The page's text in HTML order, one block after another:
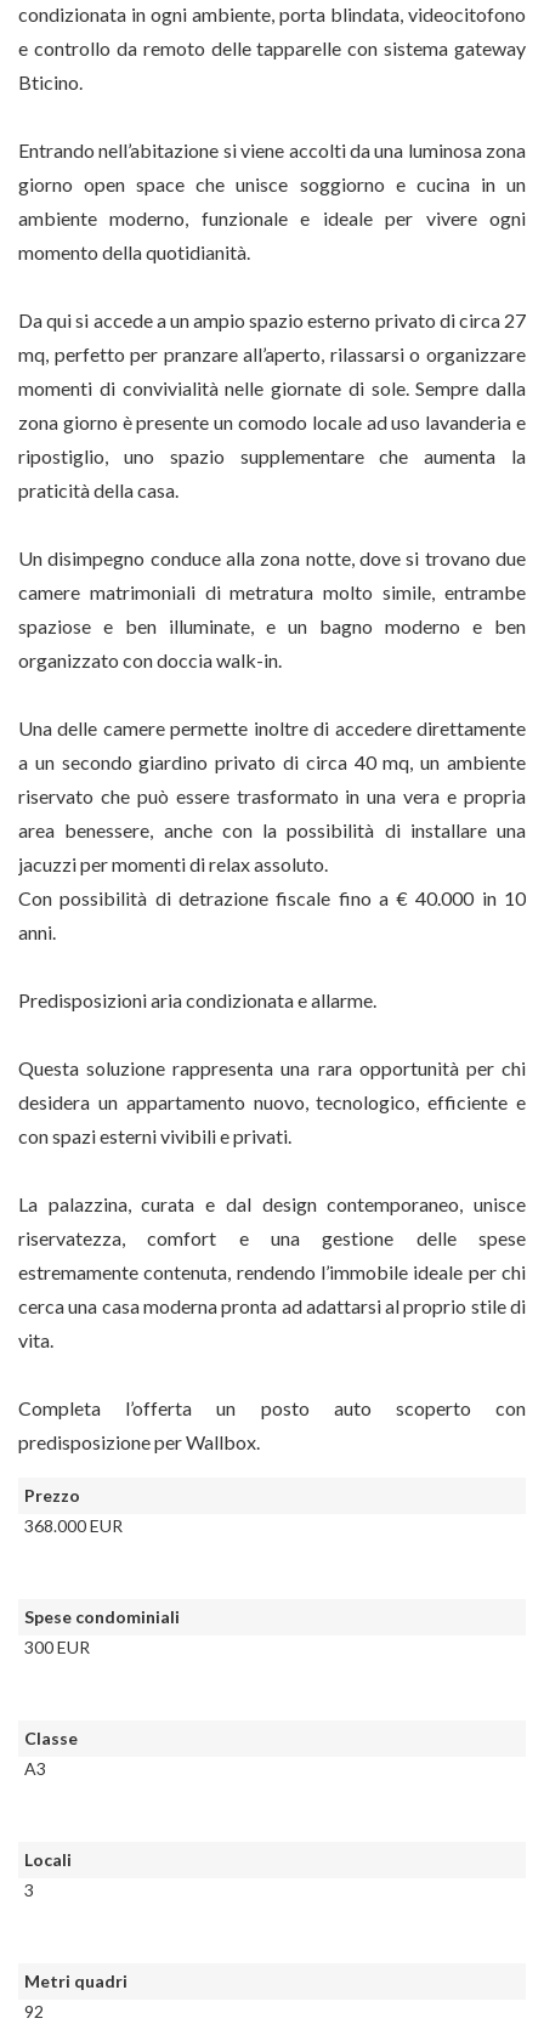
condizionata in ogni ambiente, porta blindata, videocitofono
e controllo da remoto delle tapparelle con sistema gateway
Bticino.
Entrando nell’abitazione si viene accolti da una luminosa zona
giorno open space che unisce soggiorno e cucina in un
ambiente moderno, funzionale e ideale per vivere ogni
momento della quotidianità.
Da qui si accede a un ampio spazio esterno privato di circa 27
mq, perfetto per pranzare all’aperto, rilassarsi o organizzare
momenti di convivialità nelle giornate di sole. Sempre dalla
zona giorno è presente un comodo locale ad uso lavanderia e
ripostiglio, uno spazio supplementare che aumenta la
praticità della casa.
Un disimpegno conduce alla zona notte, dove si trovano due
camere matrimoniali di metratura molto simile, entrambe
spaziose e ben illuminate, e un bagno moderno e ben
organizzato con doccia walk-in.
Una delle camere permette inoltre di accedere direttamente
a un secondo giardino privato di circa 40 mq, un ambiente
riservato che può essere trasformato in una vera e propria
area benessere, anche con la possibilità di installare una
jacuzzi per momenti di relax assoluto.
Con possibilità di detrazione fiscale fino a € 40.000 in 10
anni.
Predisposizioni aria condizionata e allarme.
Questa soluzione rappresenta una rara opportunità per chi
desidera un appartamento nuovo, tecnologico, efficiente e
con spazi esterni vivibili e privati.
La palazzina, curata e dal design contemporaneo, unisce
riservatezza, comfort e una gestione delle spese
estremamente contenuta, rendendo l’immobile ideale per chi
cerca una casa moderna pronta ad adattarsi al proprio stile di
vita.
Completa l’offerta un posto auto scoperto con
predisposizione per Wallbox.
Prezzo
368.000 EUR
Spese condominiali
300 EUR
Classe
A3
Locali
3
Metri quadri
92